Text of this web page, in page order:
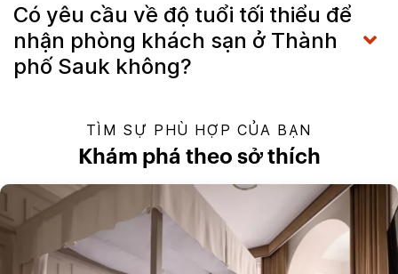
Có yêu cầu về độ tuổi tối thiểu để
nhận phòng khách sạn ở Thành
phố Sauk không?
TÌM SỰ PHÙ HỢP CỦA BẠN
Khám phá theo sở thích